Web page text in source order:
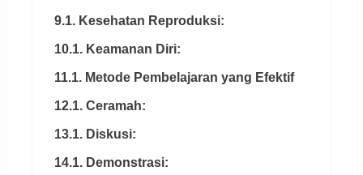
9.1. Kesehatan Reproduksi:
10.1. Keamanan Diri:
11.1. Metode Pembelajaran yang Efektif
12.1. Ceramah:
13.1. Diskusi:
14.1. Demonstrasi: